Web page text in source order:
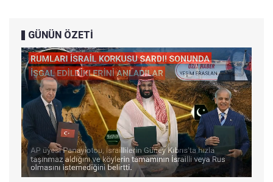
GÜNÜN ÖZETİ